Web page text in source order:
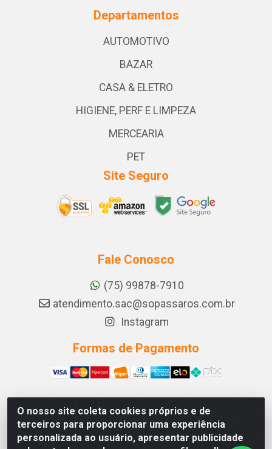
O nosso site coleta cookies próprios e de
terceiros para proporcionar uma experiência
personalizada ao usuário, apresentar publicidade
Departamentos
AUTOMOTIVO
BAZAR
CASA & ELETRO
HIGIENE, PERF E LIMPEZA
MERCEARIA
PET
Site Seguro
Fale Conosco
(75) 99878-7910
atendimento.sac@sopassaros.com.br
Instagram
Formas de Pagamento
A PINA DOS SANTOS DELEZZOTTE LTDA - RODOVIA BA
233, 27 - ZONA RURAL, ITABERABA/BA - CEP 46.880-
000 - CNPJ 30.578.948/0001-90